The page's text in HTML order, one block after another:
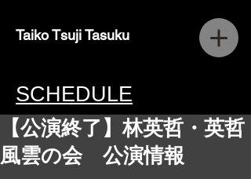
Taiko Tsuji Tasuku
SCHEDULE
【公演終了】林英哲・英哲
風雲の会 公演情報